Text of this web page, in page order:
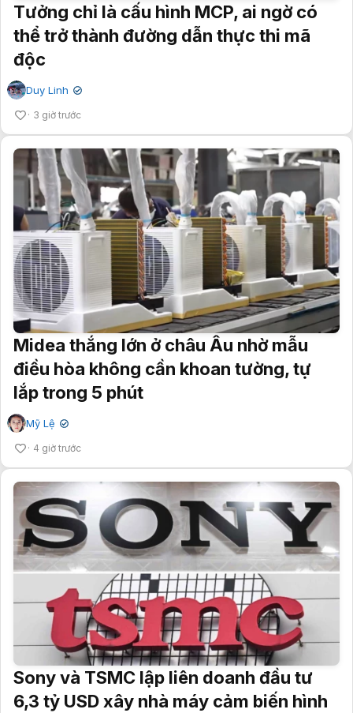
Tưởng chỉ là cấu hình MCP, ai ngờ có
thể trở thành đường dẫn thực thi mã
độc
Duy Linh ✔
3 giờ trước
Midea thắng lớn ở châu Âu nhờ mẫu
điều hòa không cần khoan tường, tự
lắp trong 5 phút
Mỹ Lệ ✔
4 giờ trước
Sony và TSMC lập liên doanh đầu tư
6,3 tỷ USD xây nhà máy cảm biến hình